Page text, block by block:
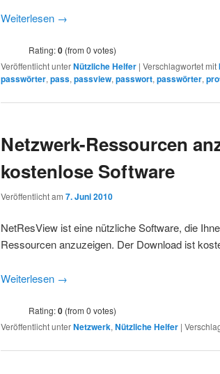
Weiterlesen →
Rating:0 (from 0 votes)
Veröffentlicht unterNützliche Helfer | Verschlagwortet mit
passwörter,pass,passview,passwort,passwörter,
Netzwerk-Ressourcen
kostenlose Software
Veröffentlicht am 7. Juni 2010
NetResView ist eine nützliche Software, die
Ressourcen anzuzeigen. Der Download ist
Weiterlesen →
Rating:0 (from 0 votes)
Veröffentlicht unterNetzwerk, Nützliche Helfer |